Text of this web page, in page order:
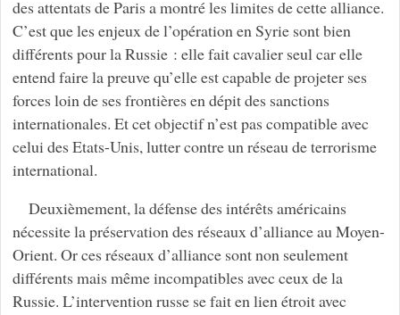
des attentats de Paris a montré les limites de cette alliance.
C’est que les enjeux de l’opération en Syrie sont bien
différents pour la Russie : elle fait cavalier seul car elle
entend faire la preuve qu’elle est capable de projeter ses
forces loin de ses frontières en dépit des sanctions
internationales. Et cet objectif n’est pas compatible avec
celui des Etats-Unis, lutter contre un réseau de terrorisme
international.
Deuxièmement, la défense des intérêts américains
nécessite la préservation des réseaux d’alliance au Moyen-
Orient. Or ces réseaux d’alliance sont non seulement
différents mais même incompatibles avec ceux de la
Russie. L’intervention russe se fait en lien étroit avec